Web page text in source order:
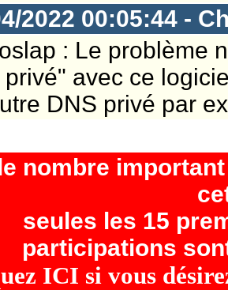
2022 00:05:44 -
: Le problème
privé" avec ce
DNS privé par
nombre
seules les 15
participations
ICI si vous